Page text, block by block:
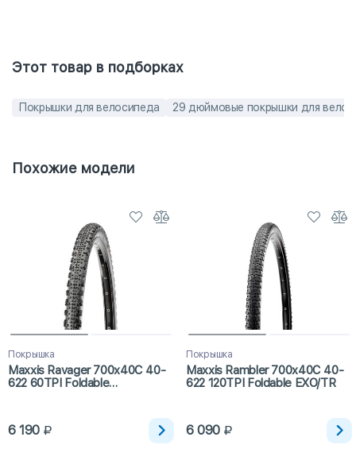
Этот товар в подборках
Покрышки для велосипеда 29 дюймовые покрышки для
Похожие модели
Покрышка
Maxxis Ravager 700x40C 40-
622 60TPI Foldable
6 190
Покрышка
Maxxis Rambler 700x40C 40-
622 120TPI Foldable EXO/TR
6 090